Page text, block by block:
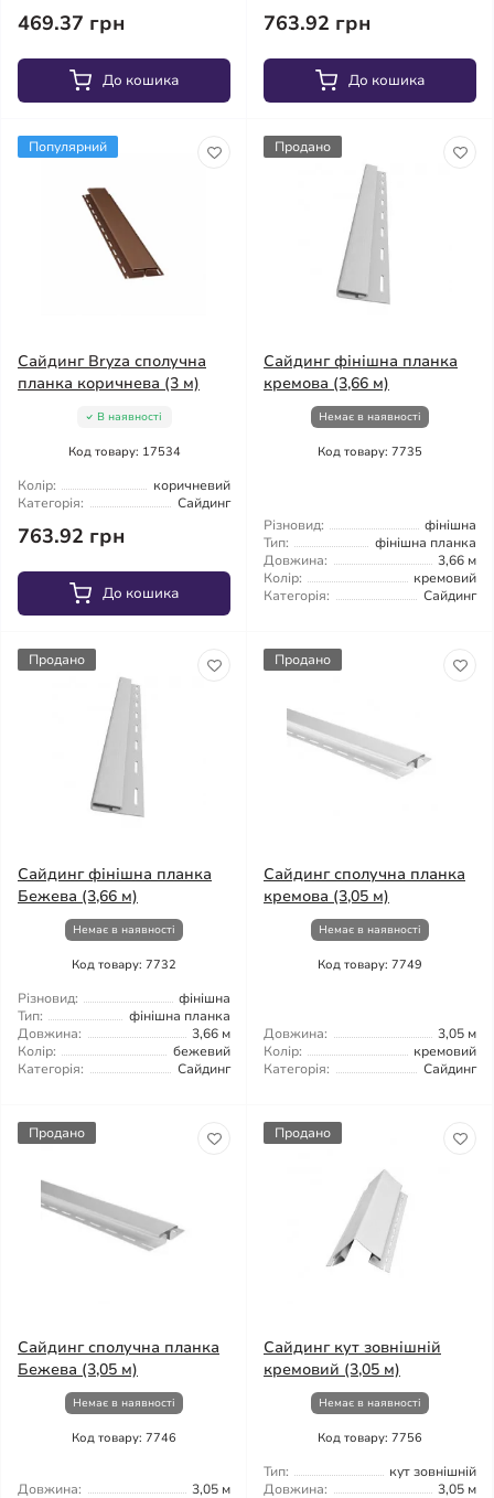
469.37 грн
До кошика
763.92 грн
До кошика
Популярний
Сайдинг Bryza сполучна
планка коричнева (3 м)
В наявності
Код товару: 17534
Колір:
коричневий
Категорія:
Сайдинг
763.92 грн
До кошика
Продано
Сайдинг фінішна планка
кремова (3,66 м)
Немає в наявності
Код товару: 7735
Різновид:
фінішна
Тип:
фінішна планка
Довжина:
3,66 м
Колір:
кремовий
Категорія:
Сайдинг
Продано
Сайдинг фінішна планка
Бежева (3,66 м)
Немає в наявності
Код товару: 7732
Різновид:
фінішна
Тип:
фінішна планка
Довжина:
3,66 м
Колір:
бежевий
Категорія:
Сайдинг
Продано
Сайдинг сполучна планка
кремова (3,05 м)
Немає в наявності
Код товару: 7749
Довжина:
3,05 м
Колір:
кремовий
Категорія:
Сайдинг
Продано
Сайдинг сполучна планка
Бежева (3,05 м)
Немає в наявності
Код товару: 7746
Довжина:
3,05 м
Продано
Сайдинг кут зовнішній
кремовий (3,05 м)
Немає в наявності
Код товару: 7756
Тип:
кут зовнішній
Довжина:
3,05 м